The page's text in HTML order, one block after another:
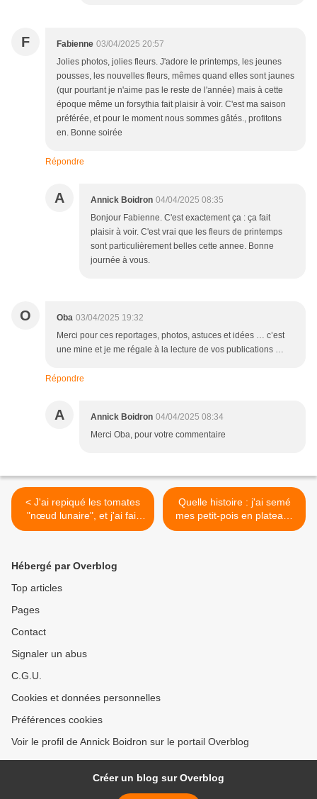
F Fabienne 03/04/2025 20:57
Jolies photos, jolies fleurs. J'adore le printemps, les jeunes
pousses, les nouvelles fleurs, mêmes quand elles sont jaunes
(qur pourtant je n'aime pas le reste de l'année) mais à cette
époque même un forsythia fait plaisir à voir. C'est ma saison
préférée, et pour le moment nous sommes gâtés., profitons
en. Bonne soirée
Répondre
A Annick Boidron 04/04/2025 08:35
Bonjour Fabienne. C'est exactement ça : ça fait
plaisir à voir. C'est vrai que les fleurs de printemps
sont particulièrement belles cette annee. Bonne
journée à vous.
O Oba 03/04/2025 19:32
Merci pour ces reportages, photos, astuces et idées … c’est
une mine et je me régale à la lecture de vos publications …
Répondre
A Annick Boidron 04/04/2025 08:34
Merci Oba, pour votre commentaire
< J'ai repiqué les tomates
"nœud lunaire", et j'ai fait
une bêtise
Quelle histoire : j'ai semé
mes petit-pois en plateaux
alvéolés >
Hébergé par Overblog
Top articles
Pages
Contact
Signaler un abus
C.G.U.
Cookies et données personnelles
Préférences cookies
Voir le profil de Annick Boidron sur le portail Overblog
Créer un blog sur Overblog